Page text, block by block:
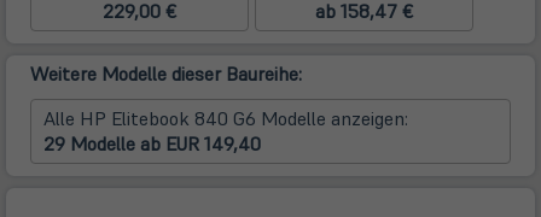
229,00 €
ab 158,47 €
Weitere Modelle dieser Baureihe:
Alle HP Elitebook 840 G6 Modelle anzeigen:
29 Modelle ab EUR 149,40